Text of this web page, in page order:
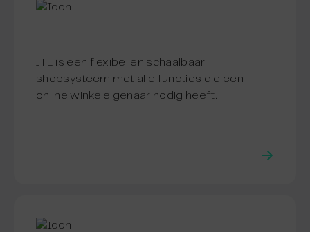
JTL is een flexibel en schaalbaar
shopsysteem met alle functies die een
online winkeleigenaar nodig heeft.